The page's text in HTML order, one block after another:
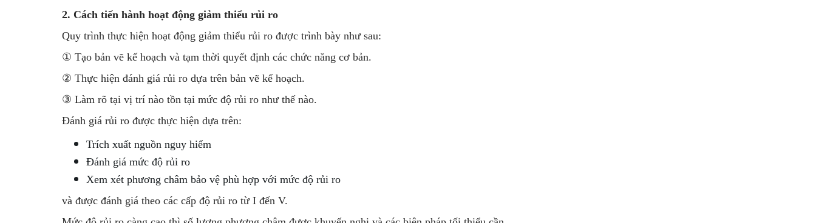
2. Cách tiến hành hoạt động giảm thiểu rủi ro
Quy trình thực hiện hoạt động giảm thiểu rủi ro được trình bày như sau:
① Tạo bản vẽ kế hoạch và tạm thời quyết định các chức năng cơ bản.
② Thực hiện đánh giá rủi ro dựa trên bản vẽ kế hoạch.
③ Làm rõ tại vị trí nào tồn tại mức độ rủi ro như thế nào.
Đánh giá rủi ro được thực hiện dựa trên:
Trích xuất nguồn nguy hiểm
Đánh giá mức độ rủi ro
Xem xét phương châm bảo vệ phù hợp với mức độ rủi ro
và được đánh giá theo các cấp độ rủi ro từ I đến V.